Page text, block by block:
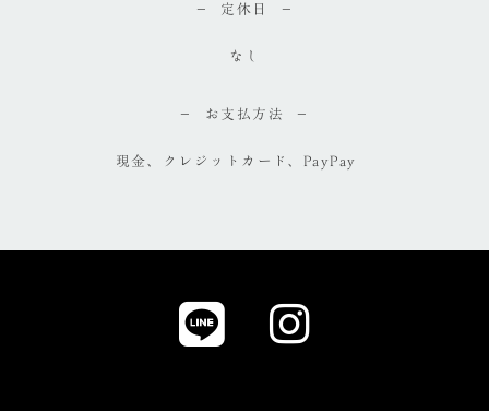
定休日
なし
お支払方法
現金、クレジットカード、PayPay